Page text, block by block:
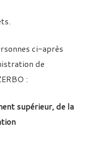
ci-après
de
:
supérieur, de la